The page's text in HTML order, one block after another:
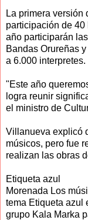
La primera versión
participación de
año participarán
Bandas Orureñas
a 6.000 interpretes.
"Este año
logra reunir
el ministro de
Villanueva explicó
músicos, pero fue
realizan las obras
Etiqueta azul
Morenada Los
tema Etiqueta azul
grupo Kala Marka